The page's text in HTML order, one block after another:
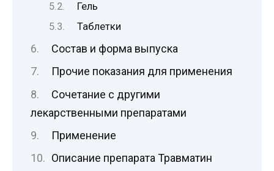
Гель
Таблетки
Состав и форма выпуска
Прочие показания для применения
Сочетание с другими
лекарственными препаратами
Применение
Описание препарата Травматин